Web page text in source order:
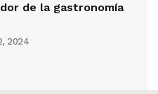
de la gastronomía
2024